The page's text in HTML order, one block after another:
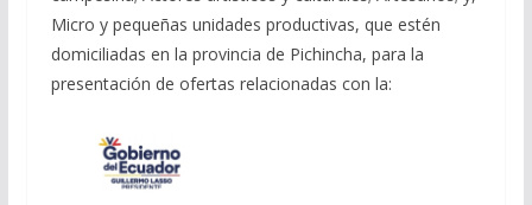
Micro y pequeñas unidades productivas, que estén
domiciliadas en la provincia de Pichincha, para la
presentación de ofertas relacionadas con la: